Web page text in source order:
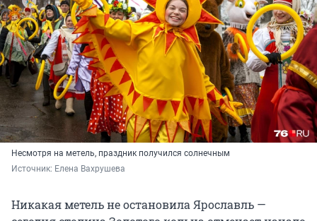
Несмотря на метель, праздник получился солнечным
Источник: Елена Вахрушева
Никакая метель не остановила Ярославль —